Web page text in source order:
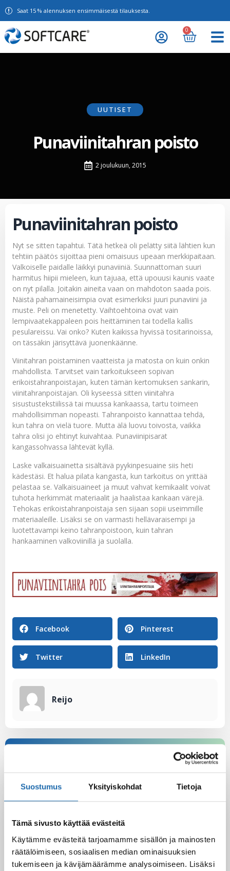
Suostumus Yksityiskohdat Tietoja
Tämä sivusto käyttää evästeitä
Käytämme evästeitä tarjoamamme sisällön ja mainosten
räätälöimiseen, sosiaalisen median ominaisuuksien
tukemiseen ja kävijämäärämme analysoimiseen. Lisäksi
Saat 15 % alennuksen ensimmäisestä tilauksesta.
0
UUTISET
Punaviinitahran poisto
2 joulukuun, 2015
Punaviinitahran poisto
Nyt se sitten tapahtui. Tätä hetkeä oli pelätty siitä lähtien kun
tehtiin päätös sijoittaa pieni omaisuus upeaan merkkipaitaan.
Valkoiselle paidalle läikkyi punaviiniä. Suunnattoman suuri
harmitus hiipii mieleen, kun tajuaa, että upouusi kaunis vaate
on nyt pilalla. Joitakin aineita vaan on mahdoton saada pois.
Näistä pahamaineisimpia ovat esimerkiksi juuri punaviini ja
muste. Peli on menetetty. Vaihtoehtoina ovat vain
lempivaatekappaleen pois heittäminen tai todella kallis
pesulareissu. Vai onko? Kuten kaikissa hyvissä tositarinoissa,
on tässäkin järisyttävä juonenkäänne.
Viinitahran poistaminen vaatteista ja matosta on kuin onkin
mahdollista. Tarvitset vain tarkoitukseen sopivan
erikoistahranpoistajan, kuten tämän kertomuksen sankarin,
viinitahranpoistajan. Oli kyseessä sitten viinitahra
sisustustekstiilissä tai muussa kankaassa, tartu toimeen
mahdollisimman nopeasti. Tahranpoisto kannattaa tehdä,
kun tahra on vielä tuore. Mutta älä luovu toivosta, vaikka
tahra olisi jo ehtinyt kuivahtaa. Punaviinipisarat
kangassohvassa lähtevät kyllä.
Laske valkaisuainetta sisältävä pyykinpesuaine siis heti
kädestäsi. Et halua pilata kangasta, kun tarkoitus on yrittää
pelastaa se. Valkaisuaineet ja muut vahvat kemikaalit voivat
tuhota herkimmät materiaalit ja haalistaa kankaan värejä.
Tehokas erikoistahranpoistaja sen sijaan sopii useimmille
materiaaleille. Lisäksi se on varmasti hellävaraisempi ja
luotettavampi keino tahranpoistoon, kuin tahran
hankaaminen valkoviinillä ja suolalla.
Facebook Pinterest
Twitter LinkedIn
Reijo
Black Friday & cyber Monday 2025!
28.11.2025